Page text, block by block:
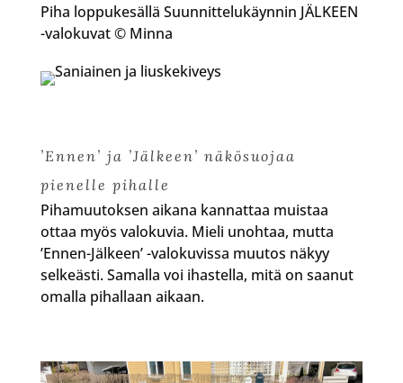
Piha loppukesällä Suunnittelukäynnin JÄLKEEN
-valokuvat © Minna
’Ennen’ ja ’Jälkeen’ näkösuojaa
pienelle pihalle
Pihamuutoksen aikana kannattaa muistaa
ottaa myös valokuvia. Mieli unohtaa, mutta
’Ennen-Jälkeen’ -valokuvissa muutos näkyy
selkeästi. Samalla voi ihastella, mitä on saanut
omalla pihallaan aikaan.